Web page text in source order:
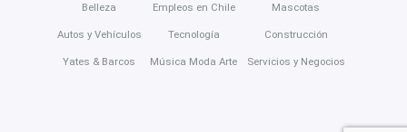
Belleza
Autos y Vehículos
Yates & Barcos
Empleos en Chile
Tecnología
Música Moda Arte
Mascotas
Construcción
Servicios y Negocios